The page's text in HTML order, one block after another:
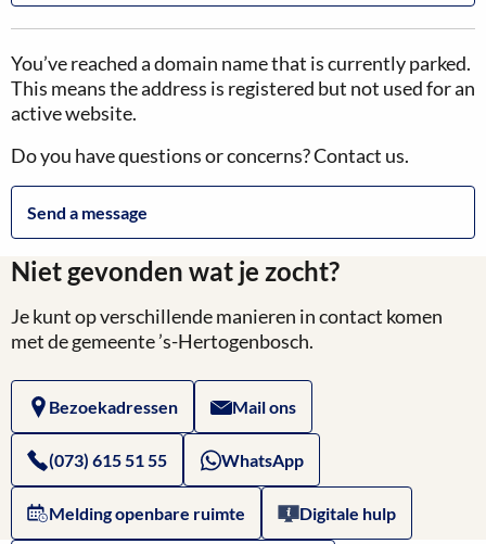
You’ve reached a domain name that is currently parked.
This means the address is registered but not used for an
active website.
Do you have questions or concerns? Contact us.
Send a message
Niet gevonden wat je zocht?
Je kunt op verschillende manieren in contact komen
met de gemeente ’s-Hertogenbosch.
Bezoekadressen Mail ons
(073) 615 51 55 WhatsApp
Melding openbare ruimte Digitale hulp